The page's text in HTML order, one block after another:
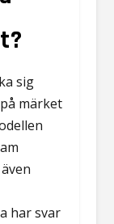
sig
märket
har svar